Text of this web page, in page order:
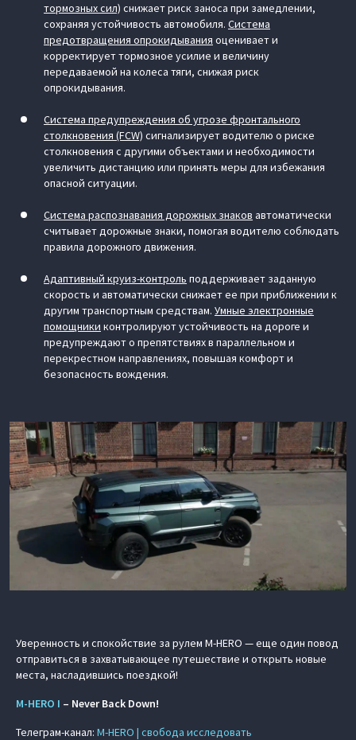
тормозных сил) снижает риск заноса при замедлении,
сохраняя устойчивость автомобиля. Система
предотвращения опрокидывания оценивает и
корректирует тормозное усилие и величину
передаваемой на колеса тяги, снижая риск
опрокидывания.
Система предупреждения об угрозе фронтального
столкновения (FCW) сигнализирует водителю о риске
столкновения с другими объектами и необходимости
увеличить дистанцию или принять меры для избежания
опасной ситуации.
Система распознавания дорожных знаков автоматически
считывает дорожные знаки, помогая водителю соблюдать
правила дорожного движения.
Адаптивный круиз-контроль поддерживает заданную
скорость и автоматически снижает ее при приближении к
другим транспортным средствам. Умные электронные
помощники контролируют устойчивость на дороге и
предупреждают о препятствиях в параллельном и
перекрестном направлениях, повышая комфорт и
безопасность вождения.
Уверенность и спокойствие за рулем M‑HERO — еще один повод
отправиться в захватывающее путешествие и открыть новые
места, насладившись поездкой!
M‑HERO I – Never Back Down!
Телеграм-канал: M‑HERO | свобода исследовать